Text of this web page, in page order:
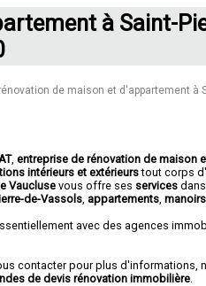
à Saint-
de maison et d'appartement à
,entreprise de rénovation de maison
intérieurs et extérieurstout corps
Vauclusevous offre ses services
de-Vassols appartements ,manoirs
avec des agences
contacter pour plus d'informations,
de devis rénovation immobilière